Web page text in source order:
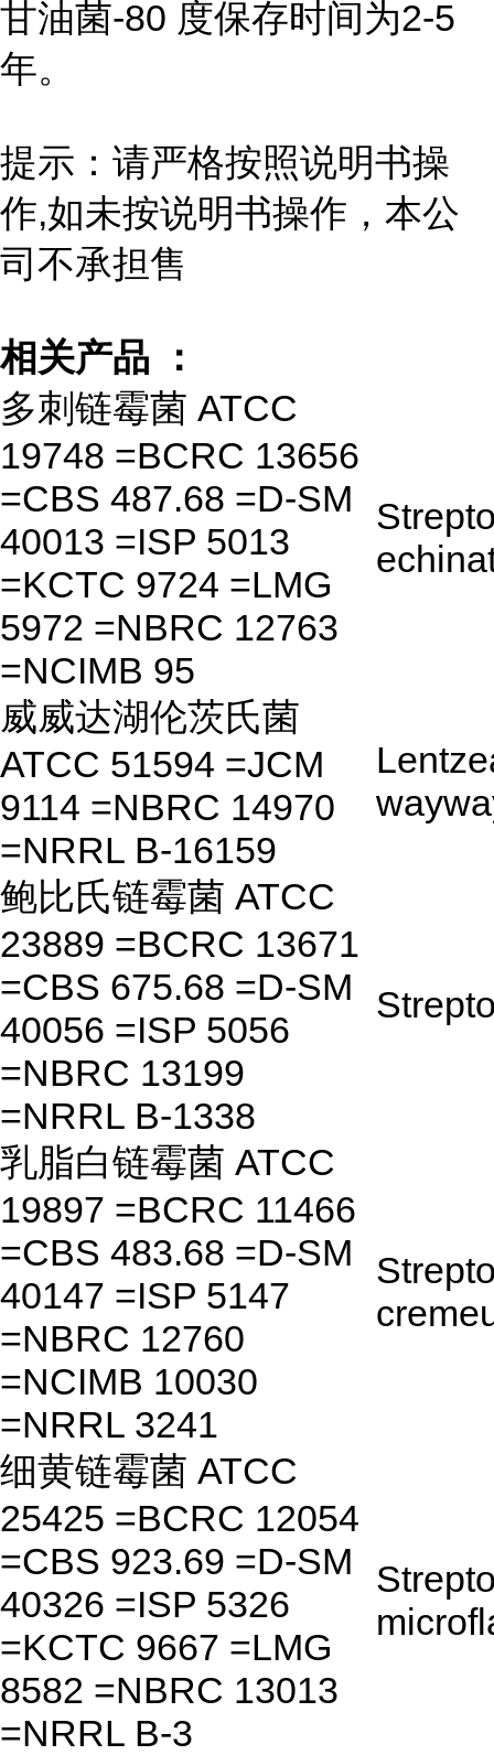
甘油菌-80 度保存时间为2-5
年。
提示：请严格按照说明书操
作,如未按说明书操作，本公
司不承担售
相关产品 ：
多刺链霉菌 ATCC
19748 =BCRC 13656
=CBS 487.68 =D-SM
40013 =ISP 5013
=KCTC 9724 =LMG
5972 =NBRC 12763
=NCIMB 95
威威达湖伦茨氏菌
ATCC 51594 =JCM
9114 =NBRC 14970
=NRRL B-16159
鲍比氏链霉菌 ATCC
23889 =BCRC 13671
=CBS 675.68 =D-SM
40056 =ISP 5056
=NBRC 13199
=NRRL B-1338
乳脂白链霉菌 ATCC
19897 =BCRC 11466
=CBS 483.68 =D-SM
40147 =ISP 5147
=NBRC 12760
=NCIMB 10030
=NRRL 3241
细黄链霉菌 ATCC
25425 =BCRC 12054
=CBS 923.69 =D-SM
40326 =ISP 5326
=KCTC 9667 =LMG
8582 =NBRC 13013
=NRRL B-3